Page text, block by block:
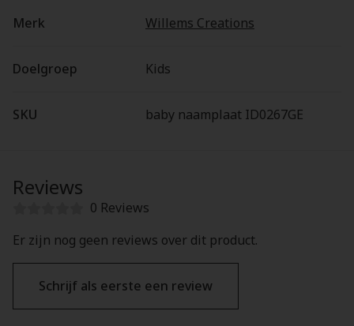
Merk
Willems Creations
Doelgroep Kids
SKU baby naamplaat ID0267GE
Reviews
0 Reviews
Er zijn nog geen reviews over dit product.
Schrijf als eerste een review